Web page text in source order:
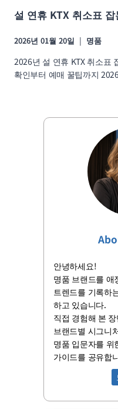
설 연휴 KTX 취소표
2026년 01월 20일 명품
2026년 설 연휴 KTX 취소표
확인부터 예매 꿀팁까지
안녕하세요!
명품 브랜드를 애
트렌드를 기록하
하고 있습니다.
직접 경험해 본
브랜드별 시그니
명품 입문자를 위
가이드를 공유합